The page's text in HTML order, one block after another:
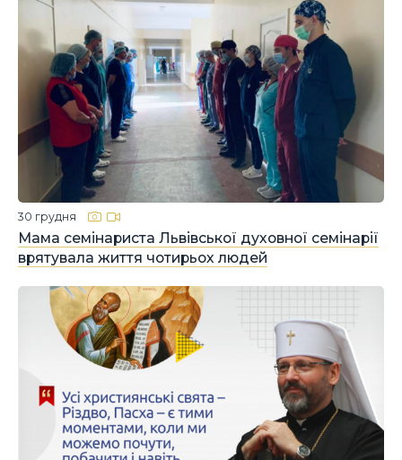
Мама семінариста Львівської духовної семінарії
врятувала життя чотирьох людей
30 грудня